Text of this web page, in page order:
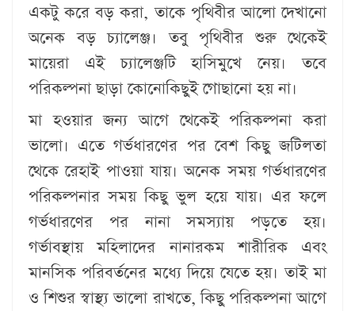
একটু করে বড় করা, তাকে পৃথিবীর আলো দেখানো
অনেক বড় চ্যালেঞ্জ। তবু পৃথিবীর শুরু থেকেই
মায়েরা এই চ্যালেঞ্জটি হাসিমুখে নেয়। তবে
পরিকল্পনা ছাড়া কোনোকিছুই গোছানো হয় না।
মা হওয়ার জন্য আগে থেকেই পরিকল্পনা করা
ভালো। এতে গর্ভধারণের পর বেশ কিছু জটিলতা
থেকে রেহাই পাওয়া যায়। অনেক সময় গর্ভধারণের
পরিকল্পনার সময় কিছু ভুল হয়ে যায়। এর ফলে
গর্ভধারণের পর নানা সমস্যায় পড়তে হয়।
গর্ভাবস্থায় মহিলাদের নানারকম শারীরিক এবং
মানসিক পরিবর্তনের মধ্যে দিয়ে যেতে হয়। তাই মা
ও শিশুর স্বাস্থ্য ভালো রাখতে, কিছু পরিকল্পনা আগে